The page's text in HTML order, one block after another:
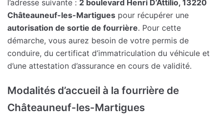
l’adresse suivante : 2 boulevard Henri D’Attilio, 13220
Châteauneuf-les-Martigues pour récupérer une
autorisation de sortie de fourrière. Pour cette
démarche, vous aurez besoin de votre permis de
conduire, du certificat d’immatriculation du véhicule et
d’une attestation d’assurance en cours de validité.
Modalités d’accueil à la fourrière de
Châteauneuf-les-Martigues